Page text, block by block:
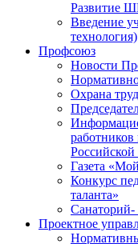
Развитие
Введение
технология)
Профсоюз
Новости
Охрана
работников
Газета
Конкурс
таланта»
Проектное